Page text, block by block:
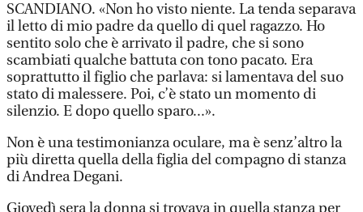
SCANDIANO. «Non ho visto niente. La tenda separava
il letto di mio padre da quello di quel ragazzo. Ho
sentito solo che è arrivato il padre, che si sono
scambiati qualche battuta con tono pacato. Era
soprattutto il figlio che parlava: si lamentava del suo
stato di malessere. Poi, c’è stato un momento di
silenzio. E dopo quello sparo...».
Non è una testimonianza oculare, ma è senz’altro la
più diretta quella della figlia del compagno di stanza
di Andrea Degani.
Giovedì sera la donna si trovava in quella stanza per